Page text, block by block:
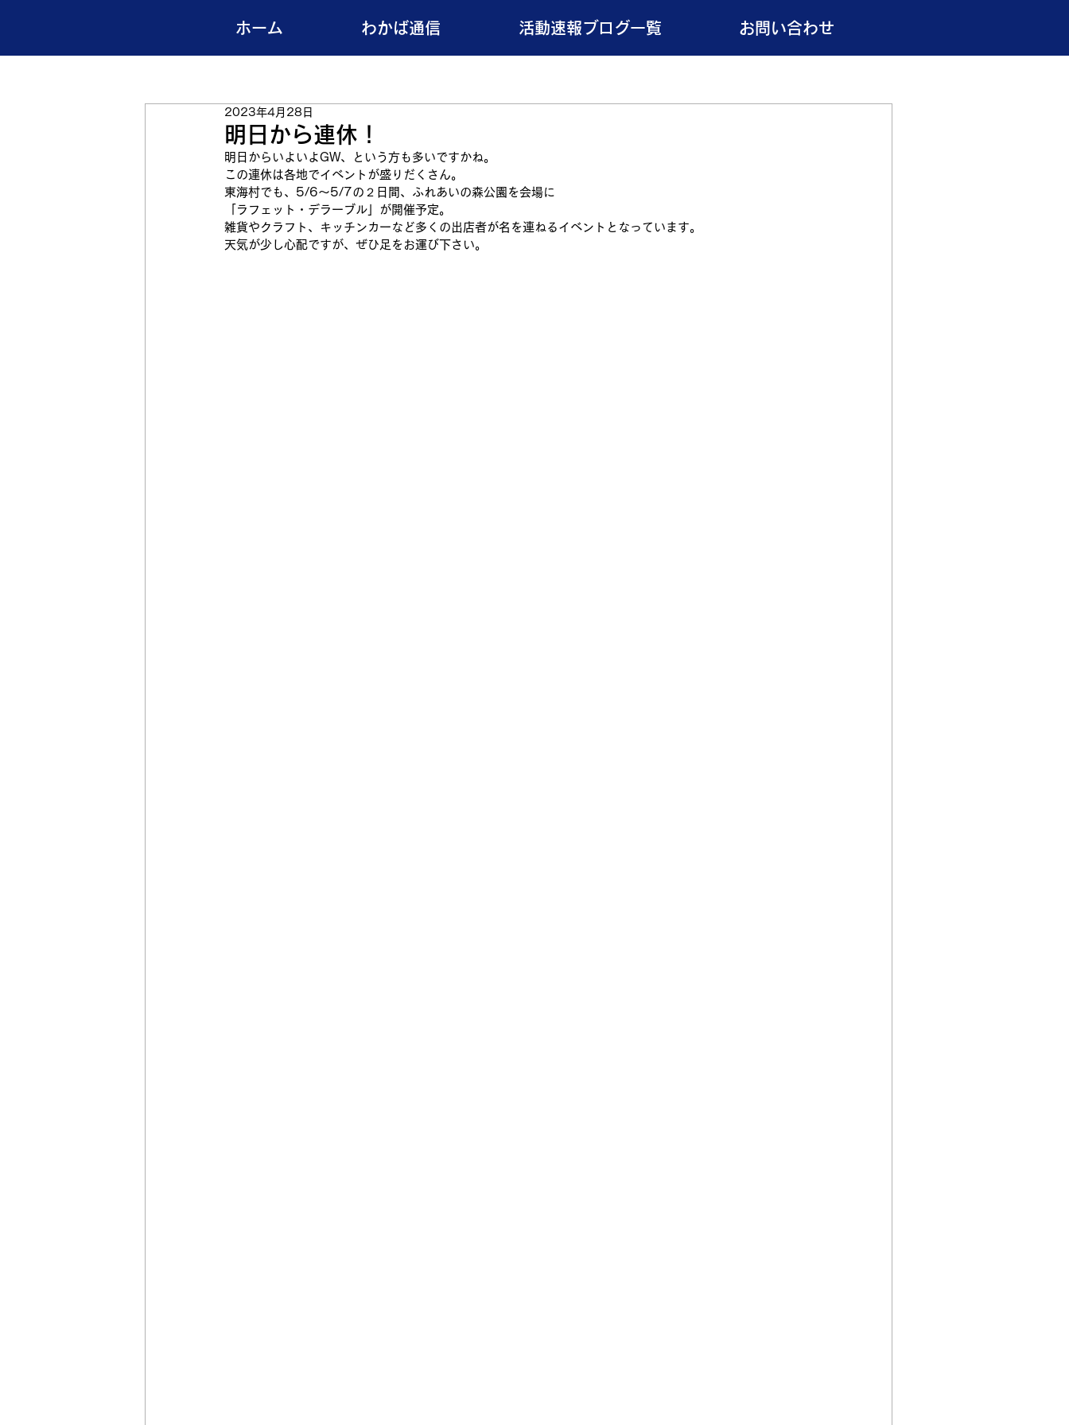
ホーム わかば通信 活動速報ブログ一覧 お問い合わせ
明日から連休！
2023年4月28日
明日からいよいよGW、という方も多いですかね。
この連休は各地でイベントが盛りだくさん。
東海村でも、5/6～5/7の２日間、ふれあいの森公園を会場に
「ラフェット・デラーブル」が開催予定。
雑貨やクラフト、キッチンカーなど多くの出店者が名を連ねるイベントとなっています。
天気が少し心配ですが、ぜひ足をお運び下さい。